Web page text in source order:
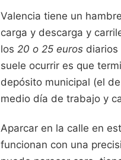
Valencia tiene un
carga y descarga y
los 20 o 25 euros diarios
suele ocurrir es que
depósito municipal (el
medio día de trabajo y
Aparcar en la calle en
funcionan con una